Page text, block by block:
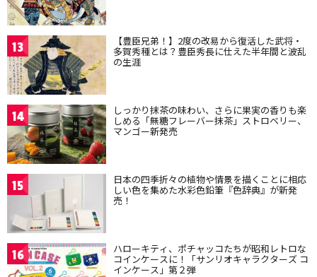
13 【豊臣兄弟！】2度の改易から復活した武将・
多賀秀種とは？豊臣秀長に仕えた半年間と波乱
の生涯
14 しっかり抹茶の味わい、さらに果実の香りも楽
しめる「無糖フレーバー抹茶」ストロベリー、
マンゴー新発売
15 日本の四季折々の植物や情景を描くことに相応
しい色を集めた水彩色鉛筆『色辞典』が新発
売！
16 ハローキティ、ポチャッコたちが昭和レトロな
コインケースに！「サンリオキャラクターズ コ
インケース」第２弾